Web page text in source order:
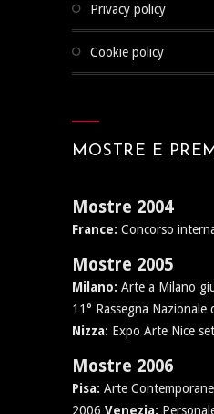
privacy policy
cookie policy
MOSTRE E
Mostre 2004
France: Concorso
Mostre 2005
Milano: Arte a Milano
11° Rassegna
Nizza: Expo Arte Nice
Mostre 2006
Pisa: Arte
2006 Venezia: